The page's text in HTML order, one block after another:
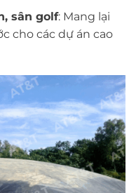
sân golf: Mang lại
cho các dự án cao